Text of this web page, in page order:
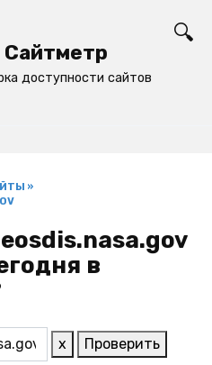
Сайтметр
доступности сайтов
»
в
x Проверить